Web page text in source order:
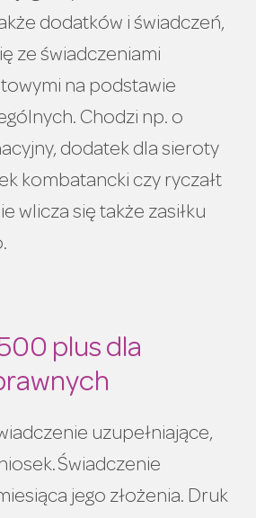
dodatków i świadczeń,
ze świadczeniami
na podstawie
Chodzi np. o
dodatek dla sieroty
kombatancki czy ryczałt
wlicza się także zasiłku
plus dla
uzupełniające,
Świadczenie
jego złożenia. Druk